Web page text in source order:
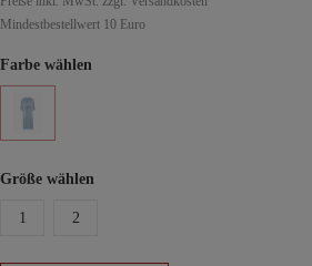
Mindestbestellwert 10 Euro
Farbe wählen
Größe wählen
1 2